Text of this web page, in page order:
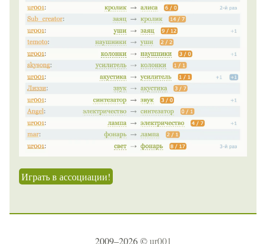
Играть в ассоциации!
2009–2026 ©ur001